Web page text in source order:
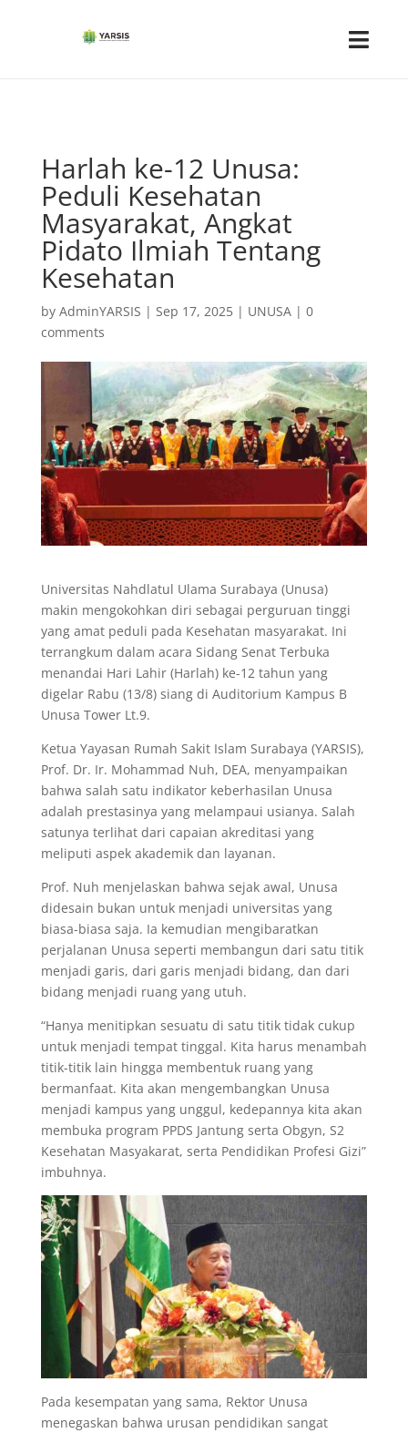
Harlah ke-12 Unusa:
Peduli Kesehatan
Masyarakat, Angkat
Pidato Ilmiah Tentang
Kesehatan
by AdminYARSIS | Sep 17, 2025| UNUSA| 0
comments
Universitas Nahdlatul Ulama Surabaya (Unusa)
makin mengokohkan diri sebagai perguruan tinggi
yang amat peduli pada Kesehatan masyarakat. Ini
terrangkum dalam acara Sidang Senat Terbuka
menandai Hari Lahir (Harlah) ke-12 tahun yang
digelar Rabu (13/8) siang di Auditorium Kampus B
Unusa Tower Lt.9.
Ketua Yayasan Rumah Sakit Islam Surabaya (YARSIS),
Prof. Dr. Ir. Mohammad Nuh, DEA, menyampaikan
bahwa salah satu indikator keberhasilan Unusa
adalah prestasinya yang melampaui usianya. Salah
satunya terlihat dari capaian akreditasi yang
meliputi aspek akademik dan layanan.
Prof. Nuh menjelaskan bahwa sejak awal, Unusa
didesain bukan untuk menjadi universitas yang
biasa-biasa saja. Ia kemudian mengibaratkan
perjalanan Unusa seperti membangun dari satu titik
menjadi garis, dari garis menjadi bidang, dan dari
bidang menjadi ruang yang utuh.
“Hanya menitipkan sesuatu di satu titik tidak cukup
untuk menjadi tempat tinggal. Kita harus menambah
titik-titik lain hingga membentuk ruang yang
bermanfaat. Kita akan mengembangkan Unusa
menjadi kampus yang unggul, kedepannya kita akan
membuka program PPDS Jantung serta Obgyn, S2
Kesehatan Masyakarat, serta Pendidikan Profesi Gizi”
imbuhnya.
Pada kesempatan yang sama, Rektor Unusa
menegaskan bahwa urusan pendidikan sangat